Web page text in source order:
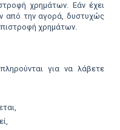
χρημάτων. Εάν έχει
από την αγορά, δυστυχώς
χρημάτων.
για να λάβετε